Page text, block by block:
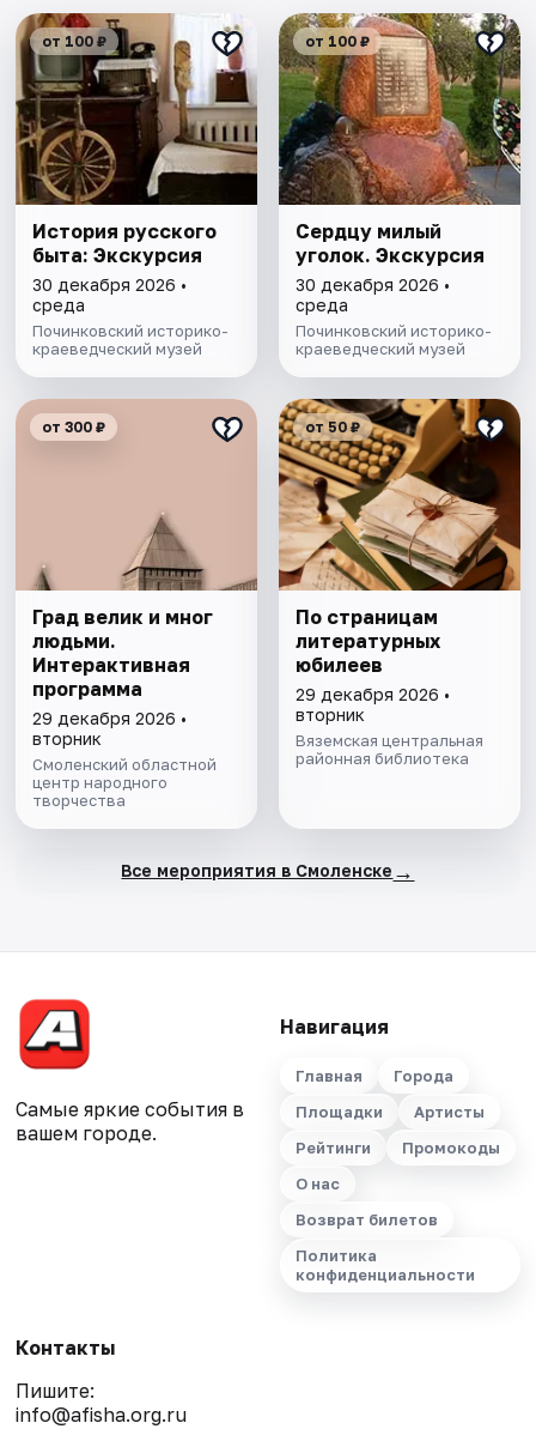
от 100 ₽
История русского
быта: Экскурсия
30 декабря 2026 •
среда
Починковский историко-
краеведческий музей
от 100 ₽
Сердцу милый
уголок. Экскурсия
30 декабря 2026 •
среда
Починковский историко-
краеведческий музей
от 300 ₽
Град велик и мног
людьми.
Интерактивная
программа
29 декабря 2026 •
вторник
Смоленский областной
центр народного
творчества
от 50 ₽
По страницам
литературных
юбилеев
29 декабря 2026 •
вторник
Вяземская центральная
районная библиотека
Все мероприятия в Смоленске →
Самые яркие события в
вашем городе.
Навигация
Главная
Города
Площадки
Артисты
Рейтинги
Промокоды
О нас
Возврат билетов
Политика
конфиденциальности
Контакты
Пишите:
info@afisha.org.ru